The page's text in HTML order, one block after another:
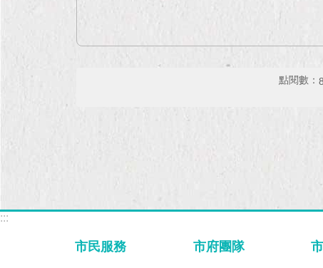
點閱數：
:::
市民服務 市府團隊